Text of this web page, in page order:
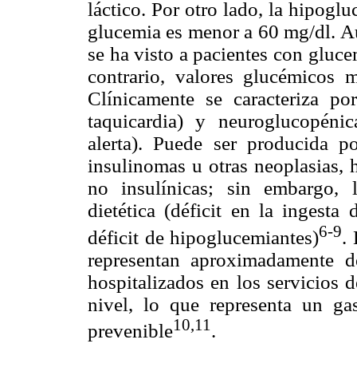
láctico. Por otro lado, la
glucemia es menor a 60 mg/dl.
se ha visto a pacientes con
contrario, valores glucémicos
Clínicamente se caracteriza
taquicardia) y
alerta). Puede ser producida
insulinomas u otras neoplasias,
no insulínicas; sin embargo,
dietética (déficit en la ingesta
déficit de hipoglucemiantes)6-9.
representan
hospitalizados en los servicios
nivel, lo que representa un
prevenible10,11 .